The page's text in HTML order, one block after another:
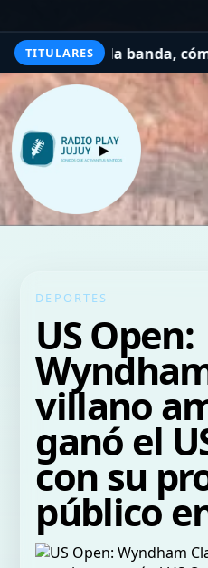
TITULARES
la banda, cómo y
DEPORTES
US Open:
villano
ganó el
con su
público